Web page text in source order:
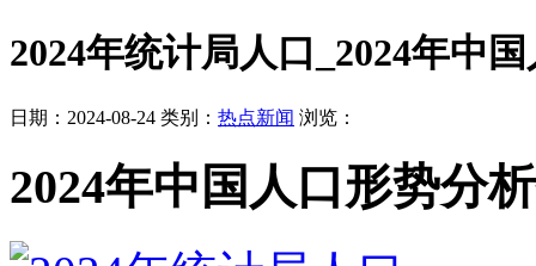
2024年统计局人口_2024年中
日期：2024-08-24 类别： 热点新闻 浏览：
2024年中国人口形势分